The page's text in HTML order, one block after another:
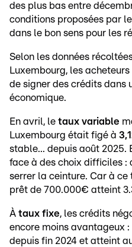
des plus bas entre
conditions proposées par
dans le bon sens pour les
Selon les données
Luxembourg, les
de signer des crédits
économique.
En avril, le taux variable
Luxembourg était figé à
stable... depuis août 2025.
face à des choix difficiles :
serrer la ceinture. Car à
prêt de 700.000€ atteint
À taux fixe, les crédits
encore moins avantageux
depuis fin 2024 et atteint